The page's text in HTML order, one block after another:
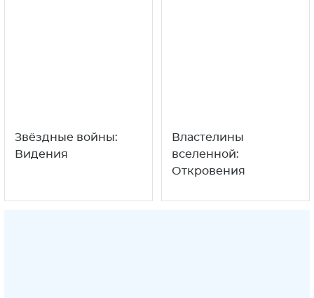
Звёздные войны:
Видения
Властелины
вселенной:
Откровения